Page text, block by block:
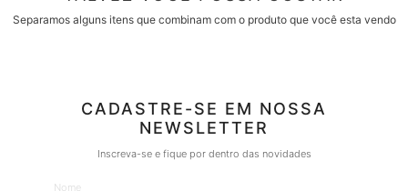
Separamos alguns itens que combinam com o produto que você esta vendo
CADASTRE-SE EM NOSSA
NEWSLETTER
Inscreva-se e fique por dentro das novidades